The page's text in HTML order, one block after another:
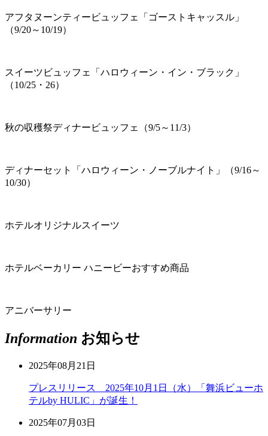
アフタヌーンティービュッフェ「ゴーストキャッスル」
（9/20～10/19）
スイーツビュッフェ「ハロウィーン・イン・ブラック」
（10/25・26）
秋の収穫祭ディナービュッフェ（9/5～11/3）
ディナーセット「ハロウィーン・ノーブルナイト」（9/16～
10/30）
ホテルオリジナルスイーツ
ホテルベーカリー ハニービーおすすめ商品
アニバーサリー
Information お知らせ
2025年08月21日
プレスリリース 2025年10月1日（水）「舞浜ビューホ
テルby HULIC」が誕生！
2025年07月03日